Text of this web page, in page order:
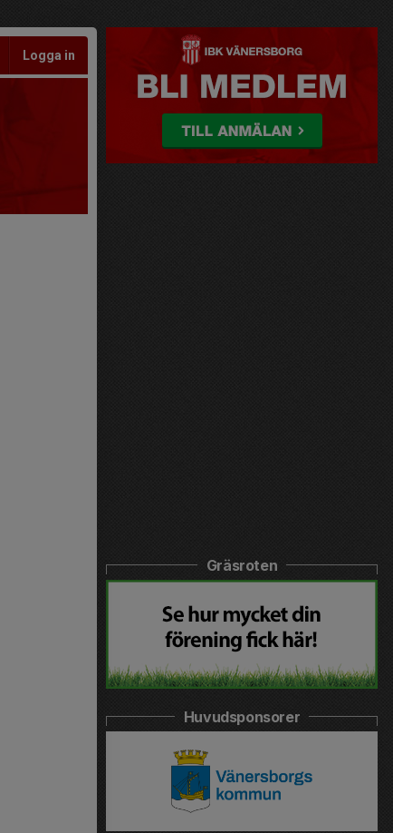
Logga in
Gräsroten
Huvudsponsorer